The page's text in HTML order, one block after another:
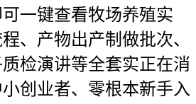
一键查看牧场养殖实
、产物出产制做批次、
检演讲等全套实正在消
创业者、零根本新手入